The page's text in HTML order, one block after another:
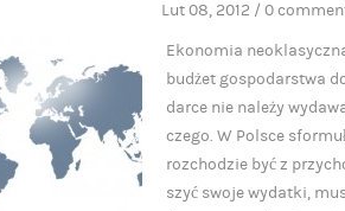
Lut 08, 2012 /0
Ekonomia
budżet gospodarstwa
darce nie należy
czego. W Polsce
rozchodzie być z
szyć swoje wydatki,